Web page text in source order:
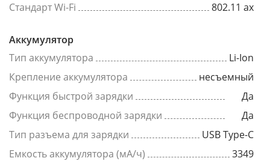
Стандарт Wi-Fi
802.11 ax
Аккумулятор
Тип аккумулятора
Li-Ion
Крепление аккумулятора
несъемный
Функция быстрой зарядки
Да
Функция беспроводной зарядки
Да
Тип разъема для зарядки
USB Type-C
Емкость аккумулятора (мА/ч)
3349